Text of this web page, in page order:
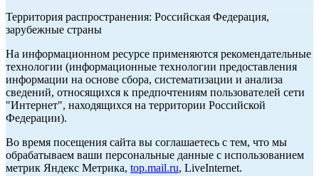
Территория распространения: Российская Федерация,
зарубежные страны
На информационном ресурсе применяются рекомендательные
технологии (информационные технологии предоставления
информации на основе сбора, систематизации и анализа
сведений, относящихся к предпочтениям пользователей сети
"Интернет", находящихся на территории Российской
Федерации).
Во время посещения сайта вы соглашаетесь с тем, что мы
обрабатываем ваши персональные данные с использованием
метрик Яндекс Метрика, top.mail.ru, LiveInternet.